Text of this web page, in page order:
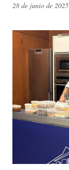
28 de junio de 2025